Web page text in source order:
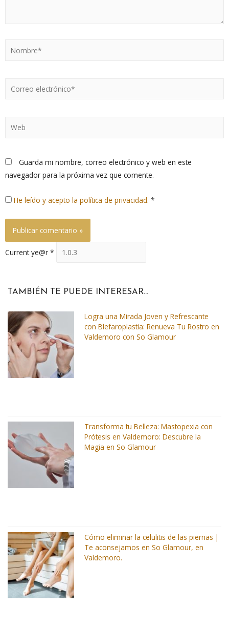
Guarda mi nombre, correo electrónico y web en este
navegador para la próxima vez que comente.
He leído y acepto la política de privacidad. *
Current ye@r *
TAMBIÉN TE PUEDE INTERESAR...
Logra una Mirada Joven y Refrescante
con Blefaroplastia: Renueva Tu Rostro en
Valdemoro con So Glamour
Transforma tu Belleza: Mastopexia con
Prótesis en Valdemoro: Descubre la
Magia en So Glamour
Cómo eliminar la celulitis de las piernas |
Te aconsejamos en So Glamour, en
Valdemoro.